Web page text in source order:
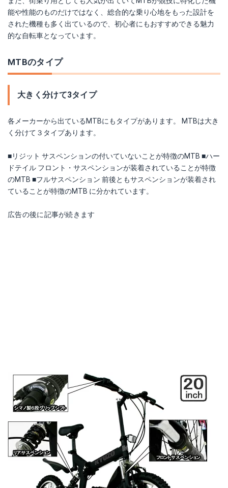
能や性能のものだけではなく、総合的な乗り心地をもった設計を
された機種も多く出ているので、初心者にもおすすめできる魅力
的な自転車となっています。
MTBのタイプ
大きく分けて3タイプ
各メーカーから出ているMTBにもタイプがあります。 MTBは大き
く分けて３タイプあります。
■リジット サスペンションの付いていないことが特徴のMTB ■ハー
ドテイル フロント・サスペンションが装着されていることが特徴
のMTB ■フルサスペンション 前後ともサスペンションが装着され
ていることが特徴のMTB に分かれています。
広告の後に記事が続きます